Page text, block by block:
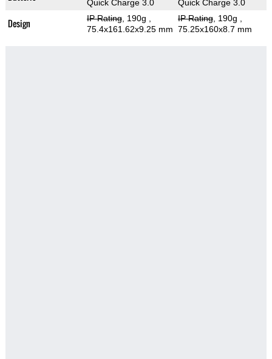
Quick Charge 3.0
Quick Charge 3.0
Design IP Rating, 190g
75.4x161.62x9.25 mm
IP Rating, 190g
75.25x160x8.7 mm